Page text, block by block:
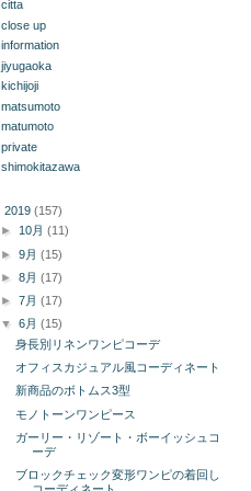
citta
close up
information
jiyugaoka
kichijoji
matsumoto
matumoto
private
shimokitazawa
2019 (157)
► 10月(11)
►9月(15)
►8月(17)
►7月(17)
▼6月(15)
身長別リネンワンピコーデ
オフィスカジュアル風コーディネート
新商品のボトムス3型
モノトーンワンピース
ガーリー・リゾート・ボーイッシュコ
ーデ
ブロックチェック変形ワンピの着回し